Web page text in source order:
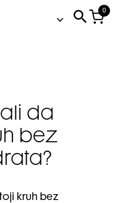
0
da
bez
kruh bez